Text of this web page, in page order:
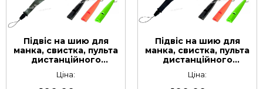
Підвіс на шию для
манка, свистка, пульта
дистанційного
Колір Камо піксель з
Ціна:
Підвіс на шию для
манка, свистка, пульта
дистанційного
Колір чорний з
Ціна: